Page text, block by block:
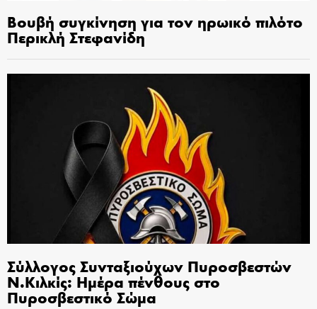
Βουβή συγκίνηση για τον ηρωικό πιλότο
Περικλή Στεφανίδη
Σύλλογος Συνταξιούχων Πυροσβεστών
Ν.Κιλκίς: Ημέρα πένθους στο
Πυροσβεστικό Σώμα